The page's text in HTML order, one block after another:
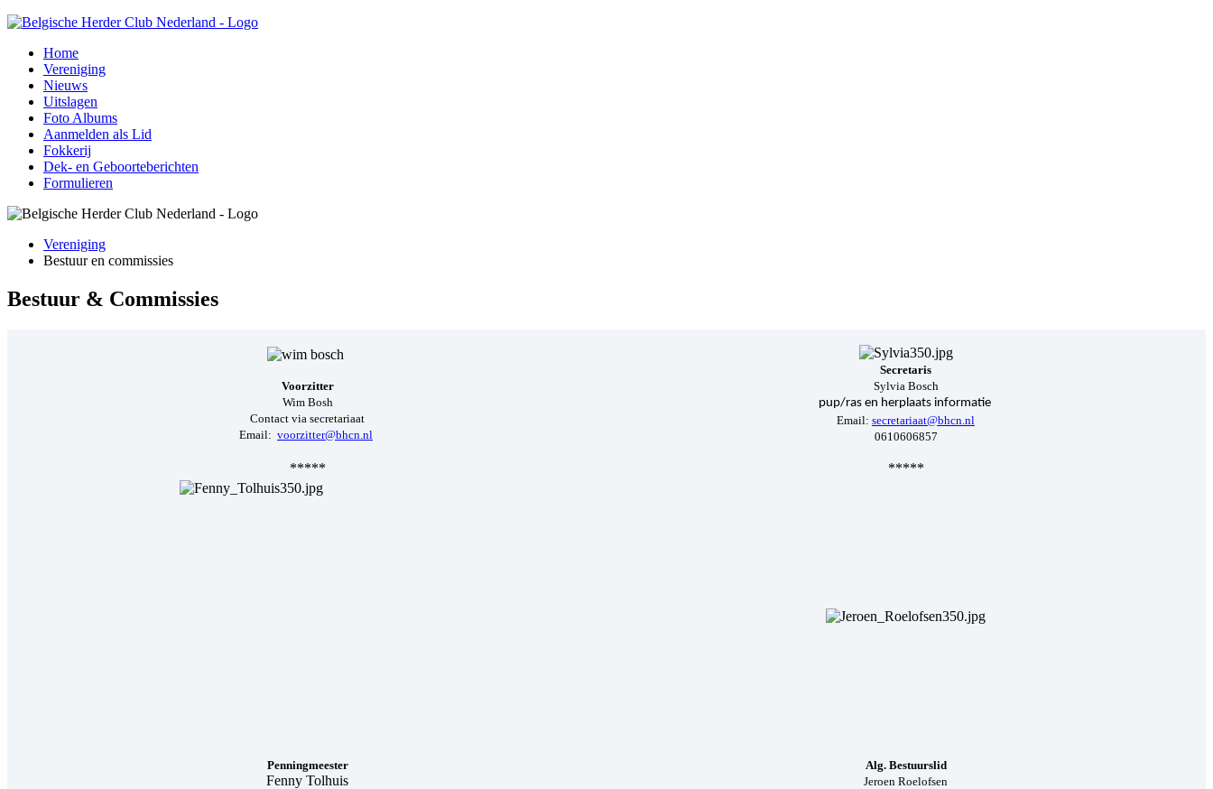
Home
Vereniging
Nieuws
Uitslagen
Foto Albums
Aanmelden als Lid
Fokkerij
Dek- en Geboorteberichten
Formulieren
Vereniging
Bestuur en commissies
Bestuur & Commissies
Voorzitter
Wim Bosh
Contact via secretariaat
Email: voorzitter@bhcn.nl
Secretaris
Sylvia Bosch
pup/ras en herplaats informatie
Email: secretariaat@bhcn.nl
0610606857
***** *****
Penningmeester
Fenny Tolhuis
Alg. Bestuurslid
Jeroen Roelofsen